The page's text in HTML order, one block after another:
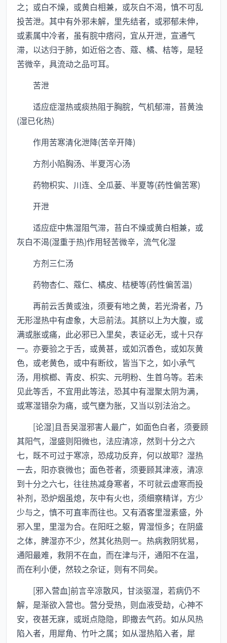
之；或白不燥，或黄白相兼，或灰白不渴，慎不可乱
投苦泄。其中有外邪未解，里先结者，或邪郁未伸，
或素属中冷者，虽有脘中痞闷，宜从开泄，宣通气
滞，以达归于肺，如近俗之杏、蔻、橘、桔等，是轻
苦微辛，具流动之品可耳。
苦泄
适应症湿热或痰热阻于胸脘，气机郁滞，苔黄浊
(湿已化热)
作用苦寒清化泄降(苦辛开降)
方剂小陷胸汤、半夏泻心汤
药物枳实、川连、全瓜蒌、半夏等(药性偏苦寒)
开泄
适应症中焦湿阻气滞，苔白不燥或黄白相兼，或
灰白不渴(湿重于热)作用轻苦微辛，流气化湿
方剂三仁汤
药物杏仁、蔻仁、橘皮、桔梗等(药性偏苦温)
再前云舌黄或浊，须要有地之黄，若光滑者，乃
无形湿热中有虚象，大忌前法。其脐以上为大腹，或
满或胀或痛，此必邪已入里矣，表证必无，或十只存
一。亦要验之于舌，或黄甚，或如沉香色，或如灰黄
色，或老黄色，或中有断纹，皆当下之，如小承气
汤，用槟榔、青皮、枳实、元明粉、生首乌等。若未
见此等舌，不宜用此等法，恐其中有湿聚太阴为满，
或寒湿错杂为痛，或气壅为胀，又当以别法治之。
[论湿]且吾吴湿邪害人最广，如面色白者，须要顾
其阳气，湿盛则阳微也，法应清凉，然到十分之六
七，既不可过于寒凉，恐成功反弃，何以故耶？湿热
一去，阳亦衰微也；面色苍者，须要顾其津液，清凉
到十分之六七，往往热减身寒者，不可就云虚寒而投
补剂，恐炉烟虽熄，灰中有火也，须细察精详，方少
少与之，慎不可直率而往也。又有酒客里湿素盛，外
邪入里，里湿为合。在阳旺之躯，胃湿恒多；在阴盛
之体，脾湿亦不少，然其化热则一。热病救阴犹易，
通阳最难，救阴不在血，而在津与汗，通阳不在温，
而在利小便，然较之杂证，则有不同矣。
[邪入营血]前言辛凉散风，甘淡驱湿，若病仍不
解，是渐欲入营也。营分受热，则血液受劫，心神不
安，夜甚无寐，或斑点隐隐，即撒去气药。如从风热
陷入者，用犀角、竹叶之属；如从湿热陷入者，犀